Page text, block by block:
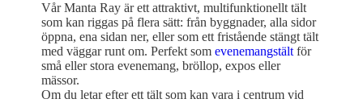
Vår Manta Ray är ett attraktivt, multifunktionellt tält
som kan riggas på flera sätt: från byggnader, alla sidor
öppna, ena sidan ner, eller som ett fristående stängt tält
med väggar runt om. Perfekt somevenemangstält för
små eller stora evenemang, bröllop, expos eller
mässor.
Om du letar efter ett tält som kan vara i centrum vid